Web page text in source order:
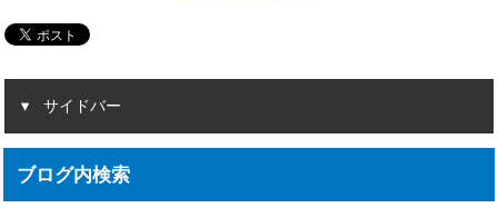
サイドバー
ブログ内検索